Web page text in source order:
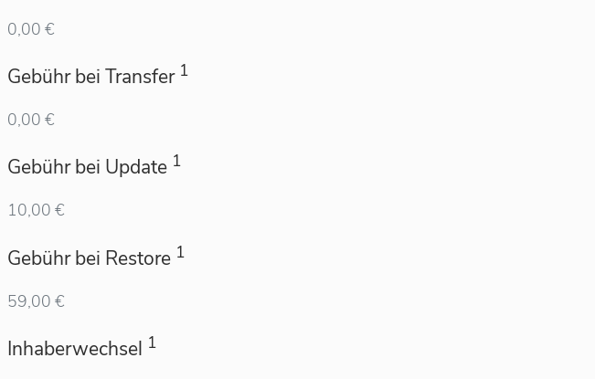
0,00 €
Gebühr bei Transfer 1
0,00 €
Gebühr bei Update 1
10,00 €
Gebühr bei Restore 1
59,00 €
Inhaberwechsel 1